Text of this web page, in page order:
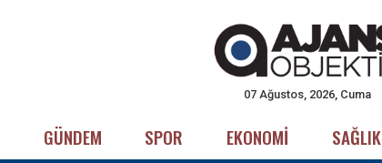
07 Ağustos, 2026, Cuma
GÜNDEM SPOR EKONOMİ SAĞLIK